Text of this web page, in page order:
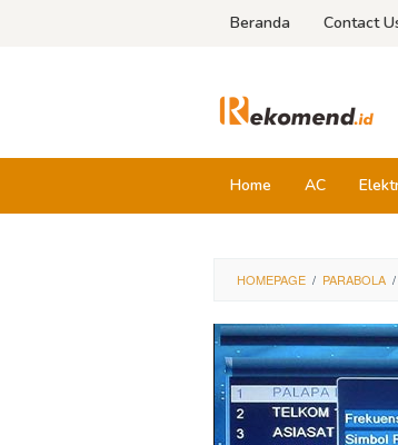
Beranda Contact
Home AC
HOMEPAGE / PARABOLA /